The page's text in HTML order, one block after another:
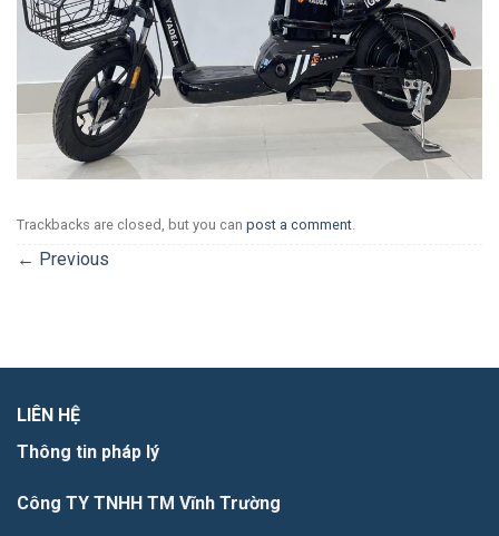
Trackbacks are closed, but you can post a comment
← Previous
LIÊN HỆ
Thông tin pháp lý
Công TY TNHH TM Vĩnh Trường